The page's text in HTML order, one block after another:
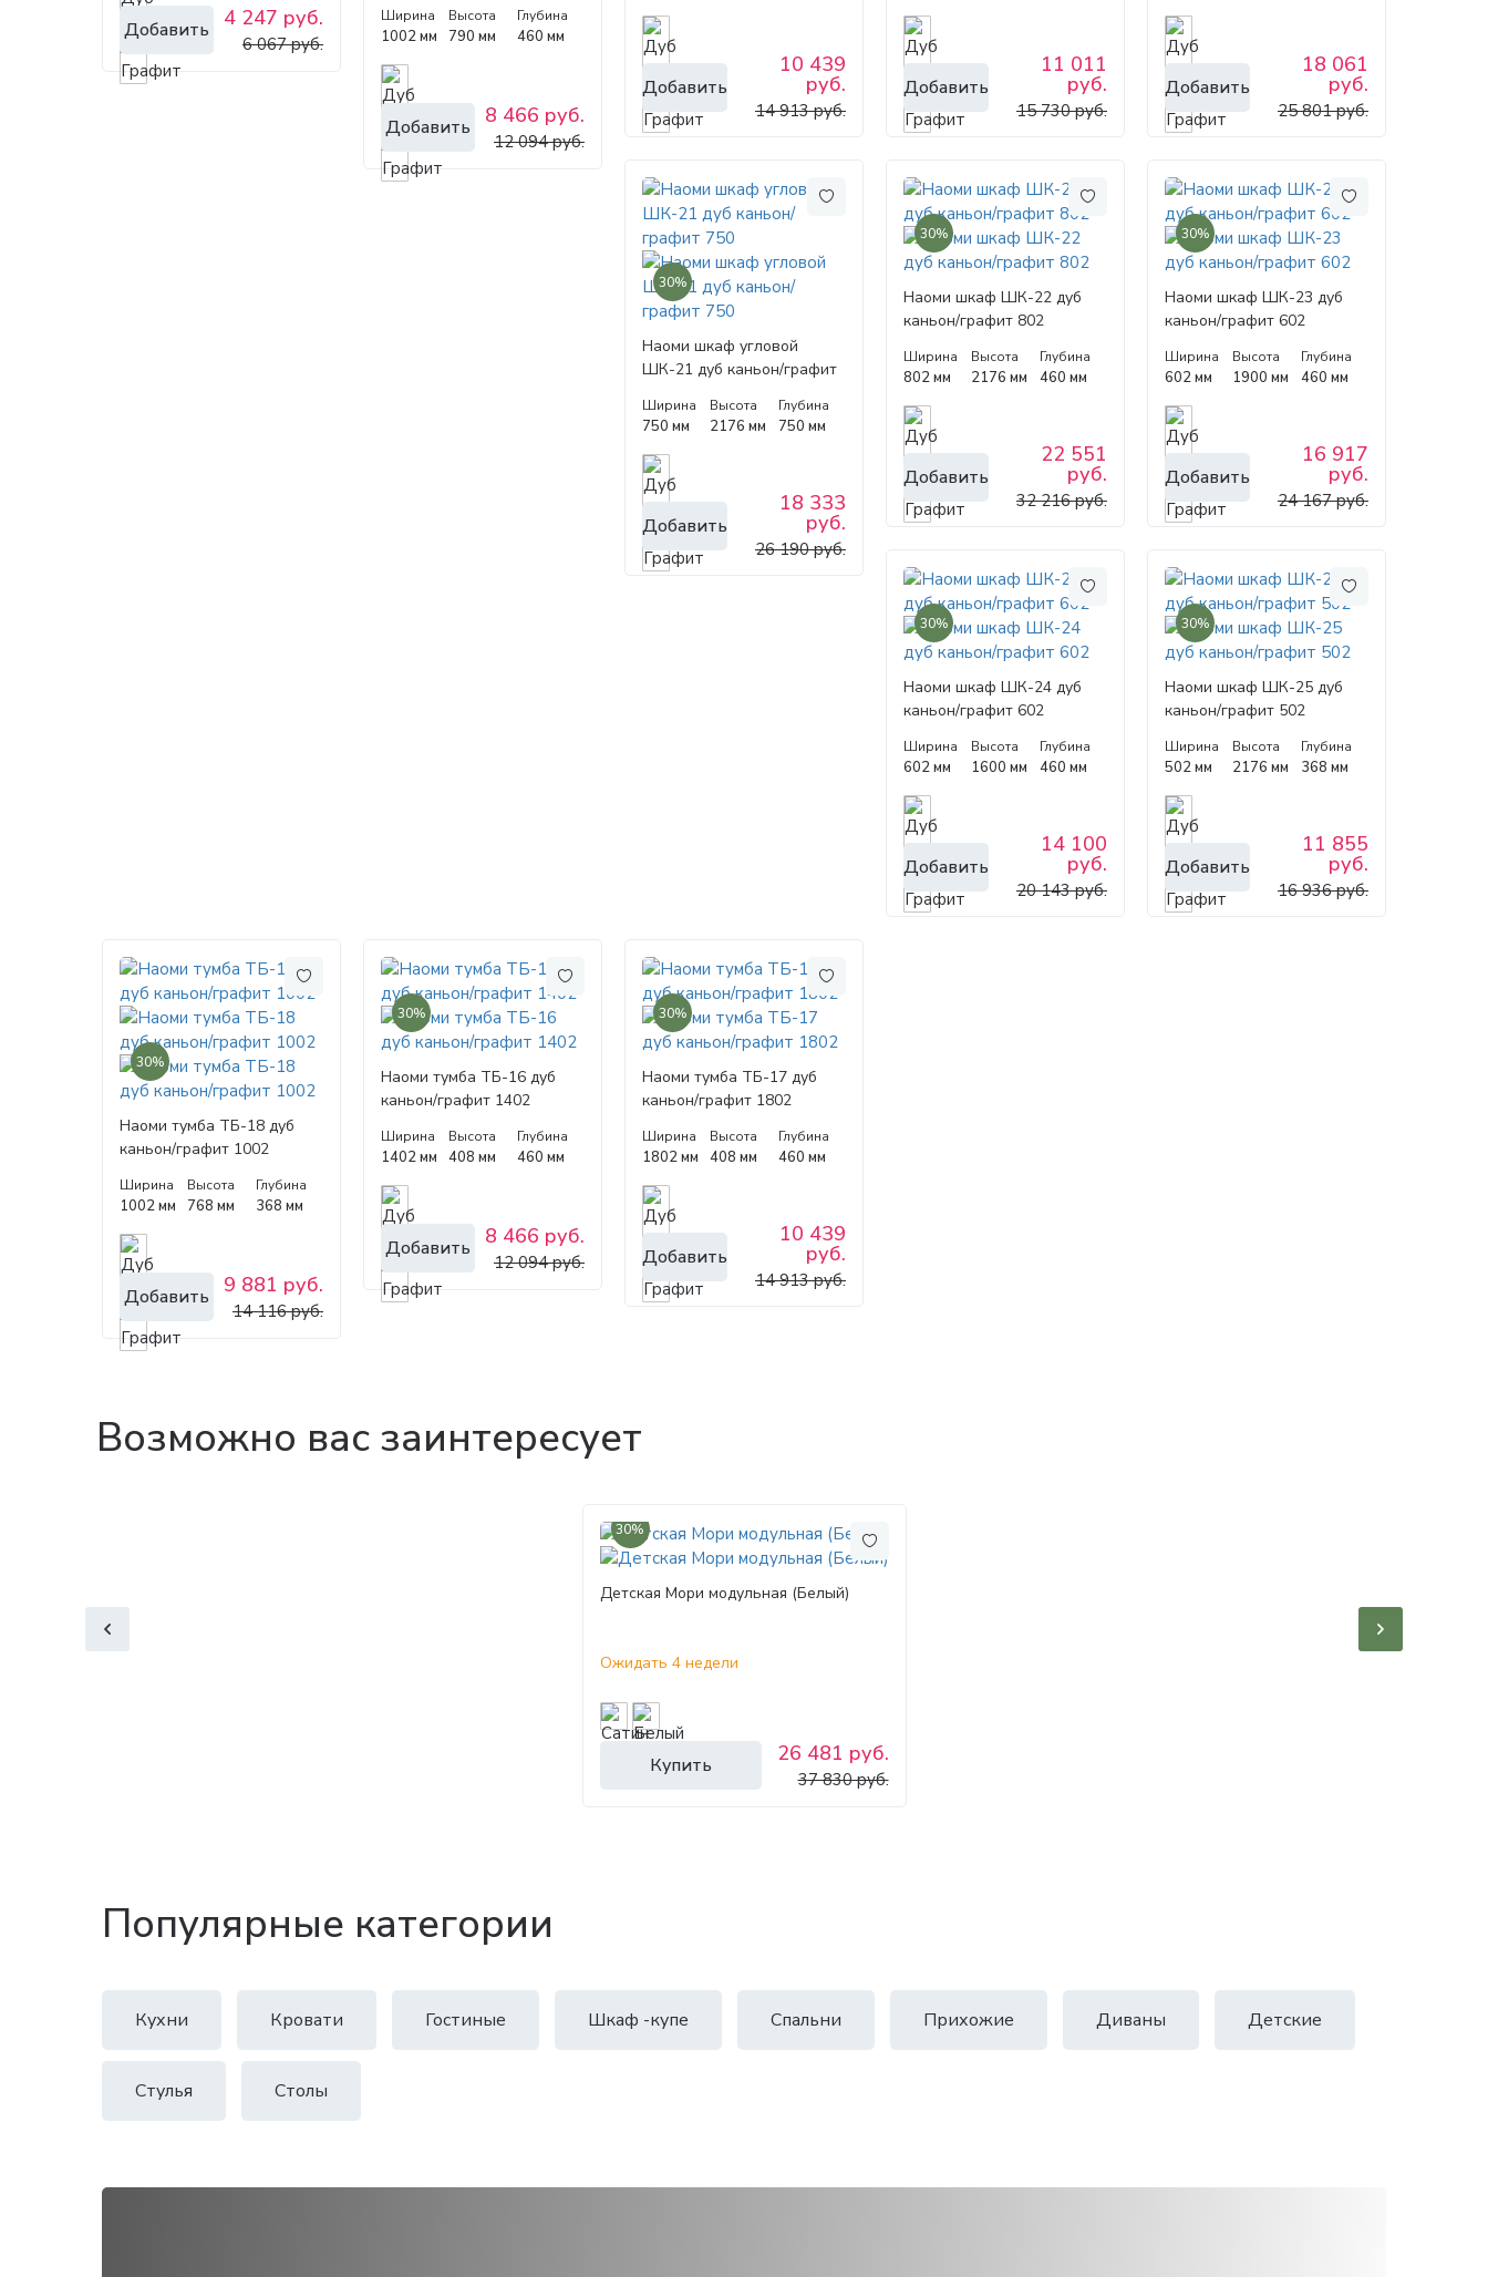
Добавить 4 247 руб.
6 067 руб.
Ширина
1002 мм
Высота
790 мм
Глубина
460 мм
Добавить 8 466 руб.
12 094 руб.
Добавить
10 439
руб.
14 913 руб.
Добавить
11 011
руб.
15 730 руб.
Добавить
18 061
руб.
25 801 руб.
30%
Наоми шкаф угловой
ШК-21 дуб каньон/графит
Ширина
750 мм
Высота
2176 мм
Глубина
750 мм
Добавить
18 333
руб.
26 190 руб.
30%
Наоми шкаф ШК-22 дуб
каньон/графит 802
Ширина
802 мм
Высота
2176 мм
Глубина
460 мм
Добавить
22 551
руб.
32 216 руб.
30%
Наоми шкаф ШК-23 дуб
каньон/графит 602
Ширина
602 мм
Высота
1900 мм
Глубина
460 мм
Добавить
16 917
руб.
24 167 руб.
30%
Наоми шкаф ШК-24 дуб
каньон/графит 602
Ширина
602 мм
Высота
1600 мм
Глубина
460 мм
Добавить
14 100
руб.
20 143 руб.
30%
Наоми шкаф ШК-25 дуб
каньон/графит 502
Ширина
502 мм
Высота
2176 мм
Глубина
368 мм
Добавить
11 855
руб.
16 936 руб.
30%
Наоми тумба ТБ-18 дуб
каньон/графит 1002
Ширина
1002 мм
Высота
768 мм
Глубина
368 мм
Добавить 9 881 руб.
14 116 руб.
30%
Наоми тумба ТБ-16 дуб
каньон/графит 1402
Ширина
1402 мм
Высота
408 мм
Глубина
460 мм
Добавить 8 466 руб.
12 094 руб.
30%
Наоми тумба ТБ-17 дуб
каньон/графит 1802
Ширина
1802 мм
Высота
408 мм
Глубина
460 мм
Добавить
10 439
руб.
14 913 руб.
Возможно вас заинтересует
30%
Детская Мори модульная (Белый)
Ожидать 4 недели
Купить 26 481 руб.
37 830 руб.
Популярные категории
Кухни Кровати Гостиные Шкаф -купе Спальни Прихожие Диваны Детские
Стулья Столы